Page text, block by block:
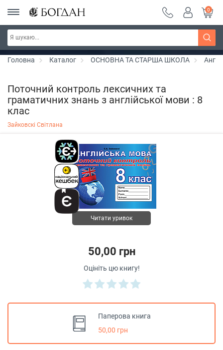
Серія "Вандербікери" ~ знижка 25%
0
Головна Каталог ОСНОВНА ТА СТАРША ШКОЛА
Поточний контроль лексичних та
граматичних знань з англійської мови : 8
клас
Зайковскі Світлана
Читати уривок
50,00 грн
Оцініть цю книгу!
Паперова книга
50,00 грн